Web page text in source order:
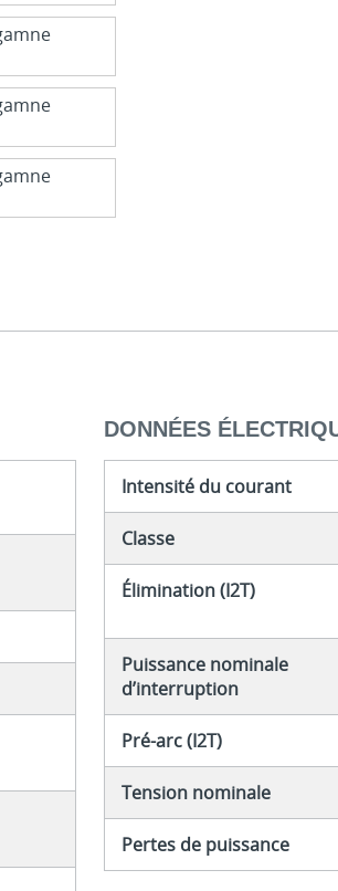
DONNÉES
Intensité du courant
Classe
Élimination (I2T)
Puissance nominale
d’interruption
Pré-arc (I2T)
Tension nominale
Pertes de puissance